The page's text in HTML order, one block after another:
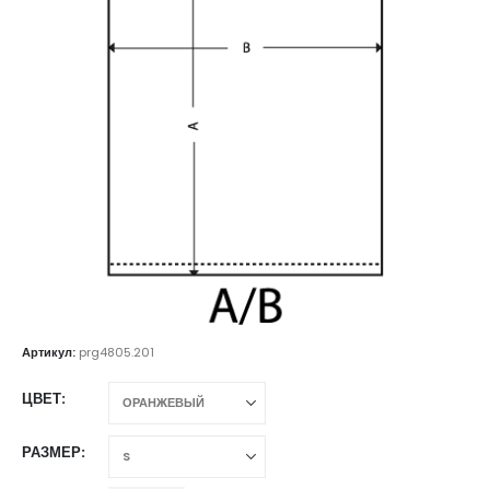
Артикул: prg4805.201
ЦВЕТ
РАЗМЕР